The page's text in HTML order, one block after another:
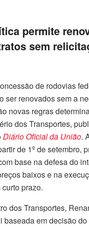
permite
sem
de rodovias
ser renovados sem a
novas regras
dos Transportes,
Diário Oficial da União.
de 1º de setembro,
base na defesa do
baixos e na
prazo.
dos Transportes,
baseada em decisão